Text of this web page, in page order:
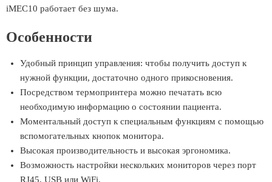
iMEC10 работает без шума.
Особенности
Удобный принцип управления: чтобы получить доступ к
нужной функции, достаточно одного прикосновения.
Посредством термопринтера можно печатать всю
необходимую информацию о состоянии пациента.
Моментальный доступ к специальным функциям с помощью
вспомогательных кнопок монитора.
Высокая производительность и высокая эргономика.
Возможность настройки нескольких мониторов через порт
RJ45, USB или WiFi.